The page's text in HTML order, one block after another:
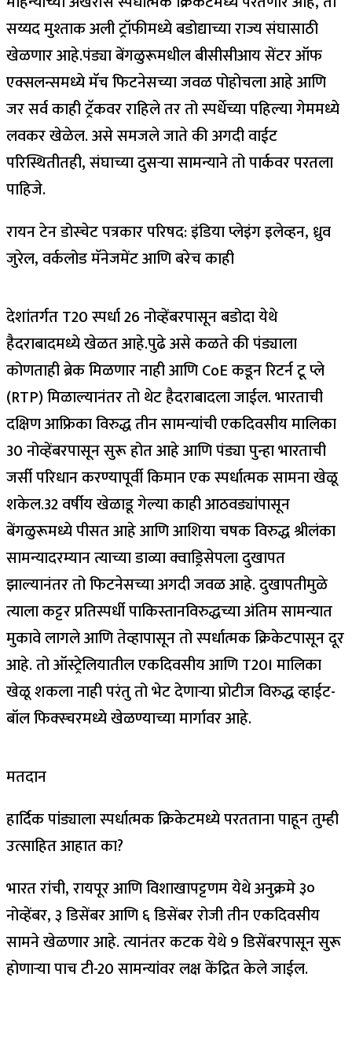
सय्यद मुश्ताक अली ट्रॉफीमध्ये बडोद्याच्या राज्य संघासाठी
खेळणार आहे.पंड्या बेंगळुरूमधील बीसीसीआय सेंटर ऑफ
एक्सलन्समध्ये मॅच फिटनेसच्या जवळ पोहोचला आहे आणि
जर सर्व काही ट्रॅकवर राहिले तर तो स्पर्धेच्या पहिल्या गेममध्ये
लवकर खेळेल. असे समजले जाते की अगदी वाईट
परिस्थितीतही, संघाच्या दुसऱ्या सामन्याने तो पार्कवर परतला
पाहिजे.
रायन टेन डोस्चेट पत्रकार परिषद: इंडिया प्लेइंग इलेव्हन, ध्रुव
जुरेल, वर्कलोड मॅनेजमेंट आणि बरेच काही
देशांतर्गत T20 स्पर्धा 26 नोव्हेंबरपासून बडोदा येथे
हैदराबादमध्ये खेळत आहे.पुढे असे कळते की पंड्याला
कोणताही ब्रेक मिळणार नाही आणि CoE कडून रिटर्न टू प्ले
(RTP) मिळाल्यानंतर तो थेट हैदराबादला जाईल.भारताची
दक्षिण आफ्रिका विरुद्ध तीन सामन्यांची एकदिवसीय मालिका
30 नोव्हेंबरपासून सुरू होत आहे आणि पंड्या पुन्हा भारताची
जर्सी परिधान करण्यापूर्वी किमान एक स्पर्धात्मक सामना खेळू
शकेल.32 वर्षीय खेळाडू गेल्या काही आठवड्यांपासून
बेंगळुरूमध्ये पीसत आहे आणि आशिया चषक विरुद्ध श्रीलंका
सामन्यादरम्यान त्याच्या डाव्या क्वाड्रिसेपला दुखापत
झाल्यानंतर तो फिटनेसच्या अगदी जवळ आहे. दुखापतीमुळे
त्याला कट्टर प्रतिस्पर्धी पाकिस्तानविरुद्धच्या अंतिम सामन्यात
मुकावे लागले आणि तेव्हापासून तो स्पर्धात्मक क्रिकेटपासून दूर
आहे. तो ऑस्ट्रेलियातील एकदिवसीय आणि T20I मालिका
खेळू शकला नाही परंतु तो भेट देणाऱ्या प्रोटीज विरुद्ध व्हाईट-
बॉल फिक्स्चरमध्ये खेळण्याच्या मार्गावर आहे.
मतदान
हार्दिक पांड्याला स्पर्धात्मक क्रिकेटमध्ये परतताना पाहून तुम्ही
उत्साहित आहात का?
भारत रांची, रायपूर आणि विशाखापट्टणम येथे अनुक्रमे ३०
नोव्हेंबर, ३ डिसेंबर आणि ६ डिसेंबर रोजी तीन एकदिवसीय
सामने खेळणार आहे. त्यानंतर कटक येथे 9 डिसेंबरपासून सुरू
होणाऱ्या पाच टी-20 सामन्यांवर लक्ष केंद्रित केले जाईल.